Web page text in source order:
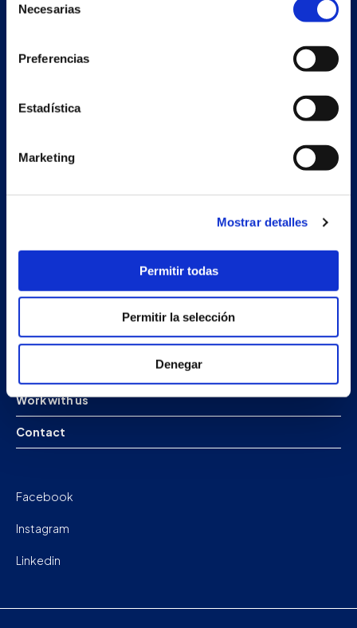
Necesarias
Preferencias
Estadística
Marketing
Mostrar detalles
Permitir todas
Permitir la selección
Denegar
Secondary unit
Estrada Porto Cabeiro, 68
Projects
Company
Work with us
Contact
Facebook
Instagram
Linkedin